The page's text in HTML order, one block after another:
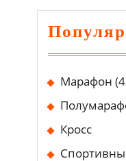
Марафон
Кросс